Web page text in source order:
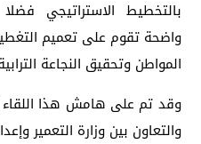
بالتخطيط الاستراتيجي
واضحة تقوم على تعميم
المواطن وتحقيق النجاعة
وقد تم على هامش هذا اللقاء
والتعاون بين وزارة التعمير